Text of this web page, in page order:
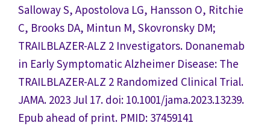
Salloway S, Apostolova LG, Hansson O, Ritchie
C, Brooks DA, Mintun M, Skovronsky DM;
TRAILBLAZER-ALZ 2 Investigators. Donanemab
in Early Symptomatic Alzheimer Disease: The
TRAILBLAZER-ALZ 2 Randomized Clinical Trial.
JAMA. 2023 Jul 17. doi: 10.1001/jama.2023.13239.
Epub ahead of print. PMID: 37459141